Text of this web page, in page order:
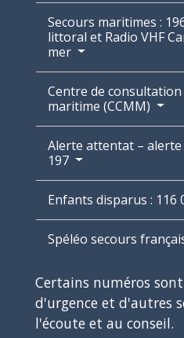
Secours maritimes :
littoral et Radio VHF
mer
Centre de consultation
maritime (CCMM)
Alerte attentat – alerte
197
Enfants disparus : 116
Spéléo secours
Certains numéros
d'urgence et d'autres
l'écoute et au conseil.